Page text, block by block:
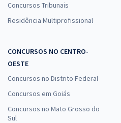
Concursos Tribunais
Residência Multiprofissional
CONCURSOS NO CENTRO-
OESTE
Concursos no Distrito Federal
Concursos em Goiás
Concursos no Mato Grosso do
Sul